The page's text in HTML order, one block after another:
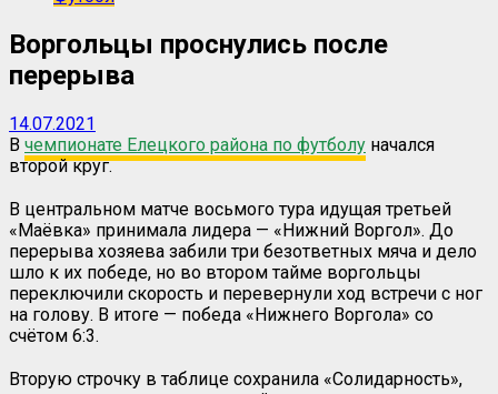
Воргольцы проснулись после
перерыва
14.07.2021
В чемпионате Елецкого района по футболу начался
второй круг.
В центральном матче восьмого тура идущая третьей
«Маёвка» принимала лидера — «Нижний Воргол». До
перерыва хозяева забили три безответных мяча и дело
шло к их победе, но во втором тайме воргольцы
переключили скорость и перевернули ход встречи с ног
на голову. В итоге — победа «Нижнего Воргола» со
счётом 6:3.
Вторую строчку в таблице сохранила «Солидарность»,